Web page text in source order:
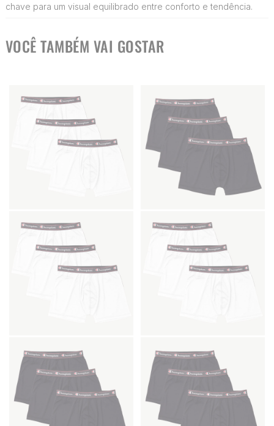
chave para um visual equilibrado entre conforto e tendência.
VOCÊ TAMBÉM VAI GOSTAR